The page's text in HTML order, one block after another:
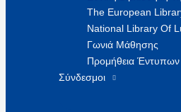
The European
National Library Of
Γωνιά Μάθησης
Προμήθεια
Σύνδεσμοι